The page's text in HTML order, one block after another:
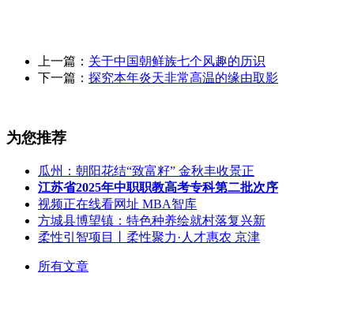
上一篇： 关于中国朝鲜族七个风趣的历识
下一篇： 探究本年炎天非常高温的缘由取影
为您推荐
瓜州：朝阳花结“致富籽” 金秋丰收景正
江苏省2025年中职职教高考专科第二批次序
视频正在线看网址 MBA智库
方城县博望镇：特色种养绘就村落复兴新
柔性引智项目丨柔性聚力·人才惠农 京津
所有文章